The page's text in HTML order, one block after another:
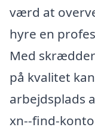
værd at
hyre en
Med
på kvalitet
arbejdsplads
xn--find-